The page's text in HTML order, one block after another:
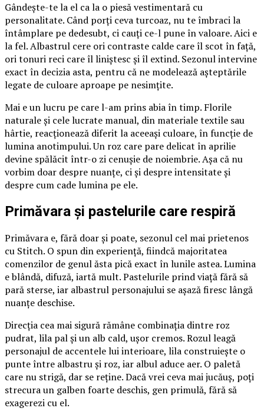
Gândește-te la el ca la o piesă vestimentară cu
personalitate. Când porți ceva turcoaz, nu te îmbraci la
întâmplare pe dedesubt, ci cauți ce-l pune în valoare. Aici e
la fel. Albastrul cere ori contraste calde care îl scot în față,
ori tonuri reci care îl liniștesc și îl extind. Sezonul intervine
exact în decizia asta, pentru că ne modelează așteptările
legate de culoare aproape pe nesimțite.
Mai e un lucru pe care l-am prins abia în timp. Florile
naturale și cele lucrate manual, din materiale textile sau
hârtie, reacționează diferit la aceeași culoare, în funcție de
lumina anotimpului. Un roz care pare delicat în aprilie
devine spălăcit într-o zi cenușie de noiembrie. Așa că nu
vorbim doar despre nuanțe, ci și despre intensitate și
despre cum cade lumina pe ele.
Primăvara și pastelurile care respiră
Primăvara e, fără doar și poate, sezonul cel mai prietenos
cu Stitch. O spun din experiență, fiindcă majoritatea
comenzilor de genul ăsta pică exact în lunile astea. Lumina
e blândă, difuză, iartă mult. Pastelurile prind viață fără să
pară sterse, iar albastrul personajului se așază firesc lângă
nuanțe deschise.
Direcția cea mai sigură rămâne combinația dintre roz
pudrat, lila pal și un alb cald, ușor cremos. Rozul leagă
personajul de accentele lui interioare, lila construiește o
punte între albastru și roz, iar albul aduce aer. O paletă
care nu strigă, dar se reține. Dacă vrei ceva mai jucăuș, poți
strecura un galben foarte deschis, gen primulă, fără să
exagerezi cu el.